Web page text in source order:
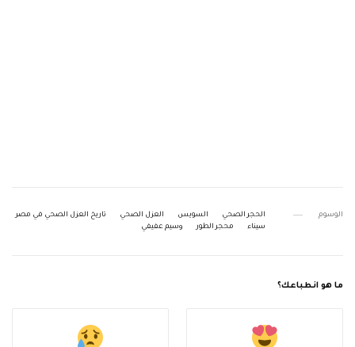
الوسوم الحجر الصحي السويس العزل الصحي
تاريخ العزل الصحي في مصر
سيناء
محجر الطور وسيم عفيفي
ما هو انطباعك؟